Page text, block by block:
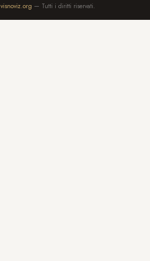
visnoviz.org — Tutti i diritti riservati.